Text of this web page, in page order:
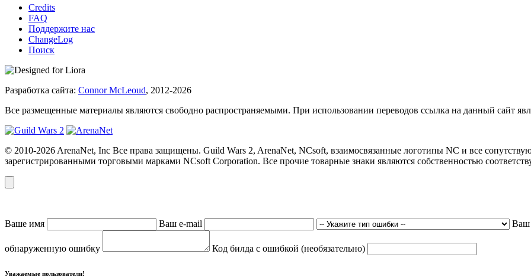
Credits
FAQ
Поддержите нас
ChangeLog
Поиск
Разработка сайта: Connor McLeoud, 2012-2026
Все размещенные материалы являются свободно распространяемыми. При использовании переводов ссылка на данный сайт
© 2010-2026 ArenaNet, Inc Все права защищены. Guild Wars 2, ArenaNet, NCsoft, взаимосвязанные логотипы NC и все
зарегистрированными торговыми марками NCsoft Corporation. Все прочие товарные знаки являются собственностью
Ваше имя Ваш e-mail Ваш
обнаруженную ошибку Код билда с ошибкой (необязательно)
Уважаемые пользователи!